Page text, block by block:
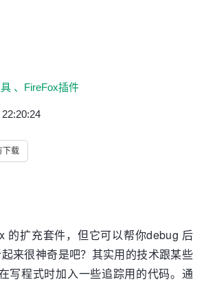
、 FireFox插件
下载
的扩充套件，但它可以帮你debug 后
来很神奇是吧？其实用的技术跟某些
写程式时加入一些追踪用的代码。通